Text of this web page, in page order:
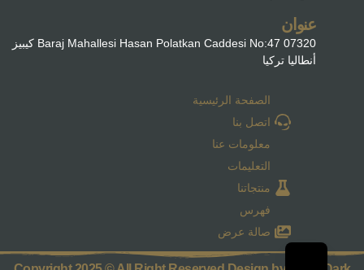
عنوان
Baraj Mahallesi Hasan Polatkan Caddesi No:47 07320 كيبيز
أنطاليا تركيا
الصفحة الرئيسية
اتصل بنا
معلومات عنا
التعليمات
منتجاتنا
فهرس
صالة عرض